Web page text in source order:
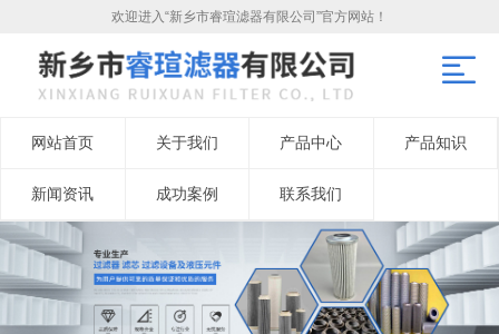
欢迎进入“新乡市睿瑄滤器有限公司”官方网站！
网站首页 关于我们 产品中心 产品知识
新闻资讯 成功案例 联系我们